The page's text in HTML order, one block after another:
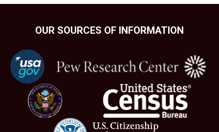
OUR SOURCES OF INFORMATION